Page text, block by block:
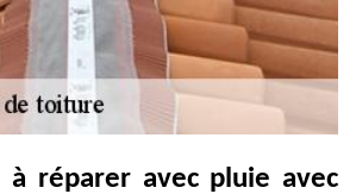
réparer avec pluie avec